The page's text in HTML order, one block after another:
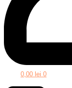
0,00 lei 0